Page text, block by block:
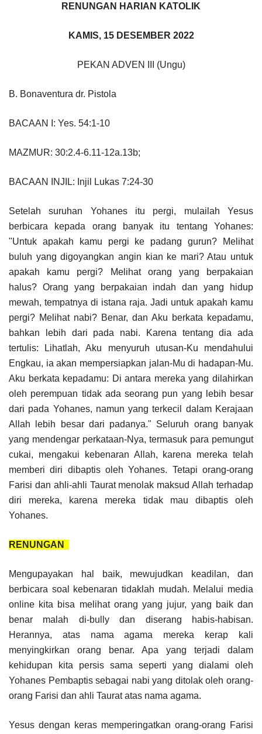
RENUNGAN HARIAN KATOLIK
KAMIS, 15 DESEMBER 2022
PEKAN ADVEN III (Ungu)
B. Bonaventura dr. Pistola
BACAAN I: Yes. 54:1-10
MAZMUR: 30:2.4-6.11-12a.13b;
BACAAN INJIL: Injil Lukas 7:24-30
Setelah suruhan Yohanes itu pergi, mulailah Yesus
berbicara kepada orang banyak itu tentang Yohanes:
"Untuk apakah kamu pergi ke padang gurun? Melihat
buluh yang digoyangkan angin kian ke mari? Atau untuk
apakah kamu pergi? Melihat orang yang berpakaian
halus? Orang yang berpakaian indah dan yang hidup
mewah, tempatnya di istana raja. Jadi untuk apakah kamu
pergi? Melihat nabi? Benar, dan Aku berkata kepadamu,
bahkan lebih dari pada nabi. Karena tentang dia ada
tertulis: Lihatlah, Aku menyuruh utusan-Ku mendahului
Engkau, ia akan mempersiapkan jalan-Mu di hadapan-Mu.
Aku berkata kepadamu: Di antara mereka yang dilahirkan
oleh perempuan tidak ada seorang pun yang lebih besar
dari pada Yohanes, namun yang terkecil dalam Kerajaan
Allah lebih besar dari padanya." Seluruh orang banyak
yang mendengar perkataan-Nya, termasuk para pemungut
cukai, mengakui kebenaran Allah, karena mereka telah
memberi diri dibaptis oleh Yohanes. Tetapi orang-orang
Farisi dan ahli-ahli Taurat menolak maksud Allah terhadap
diri mereka, karena mereka tidak mau dibaptis oleh
Yohanes.
RENUNGAN
Mengupayakan hal baik, mewujudkan keadilan, dan
berbicara soal kebenaran tidaklah mudah. Melalui media
online kita bisa melihat orang yang jujur, yang baik dan
benar malah di-bully dan diserang habis-habisan.
Herannya, atas nama agama mereka kerap kali
menyingkirkan orang benar. Apa yang terjadi dalam
kehidupan kita persis sama seperti yang dialami oleh
Yohanes Pembaptis sebagai nabi yang ditolak oleh orang-
orang Farisi dan ahli Taurat atas nama agama.
Yesus dengan keras memperingatkan orang-orang Farisi